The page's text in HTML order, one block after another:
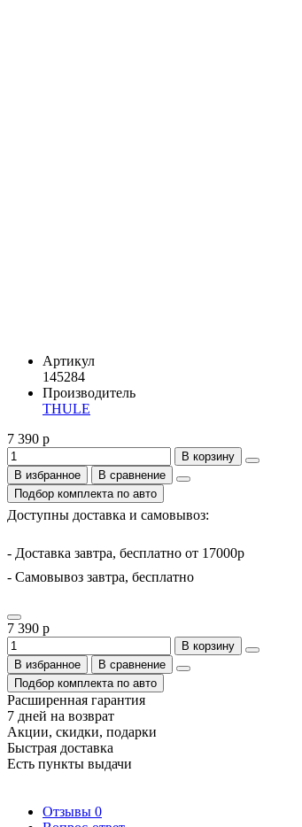
Артикул
145284
Производитель
THULE
7 390 р
В корзину
В избранное
В сравнение
Подбор комплекта по авто
Доступны доставка и самовывоз:
- Доставка завтра, бесплатно от 17000р
- Самовывоз завтра, бесплатно
7 390 р
В корзину
В избранное
В сравнение
Подбор комплекта по авто
Расширенная гарантия
7 дней на возврат
Акции, скидки, подарки
Быстрая доставка
Есть пункты выдачи
Отзывы 0